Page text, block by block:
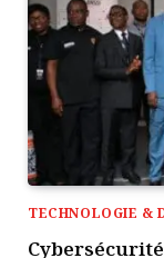
TECHNOLOGIE &